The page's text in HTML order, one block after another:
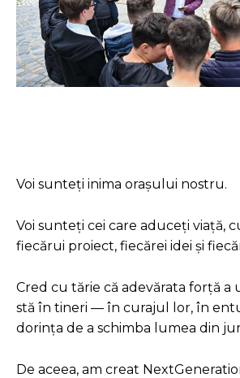
Voi sunteți inima orașului nostru.
Voi sunteți cei care aduceți viață,
fiecărui proiect, fiecărei idei și
Cred cu tărie că adevărata forță a
stă în tineri — în curajul lor, în
dorința de a schimba lumea din
De aceea, am creat